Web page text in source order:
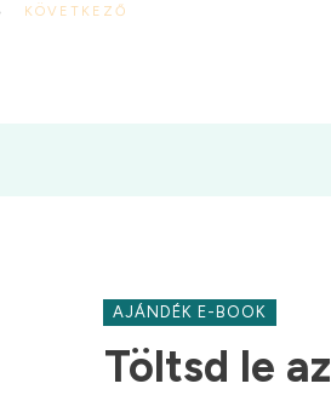
KÖVETKEZŐ
AJÁNDÉK E-BOOK
Töltsd le az